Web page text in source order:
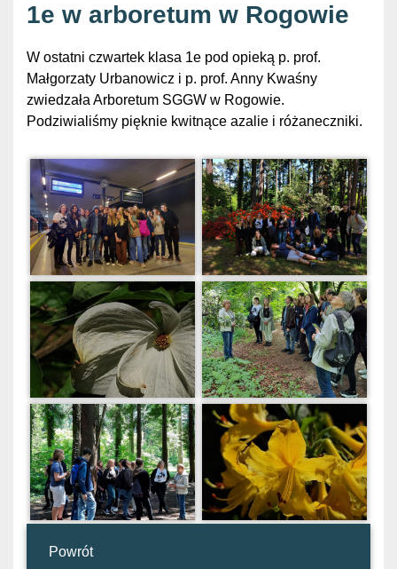
1e w arboretum w Rogowie
W ostatni czwartek klasa 1e pod opieką p. prof.
Małgorzaty Urbanowicz i p. prof. Anny Kwaśny
zwiedzała Arboretum SGGW w Rogowie.
Podziwialiśmy pięknie kwitnące azalie i różaneczniki.
Powrót